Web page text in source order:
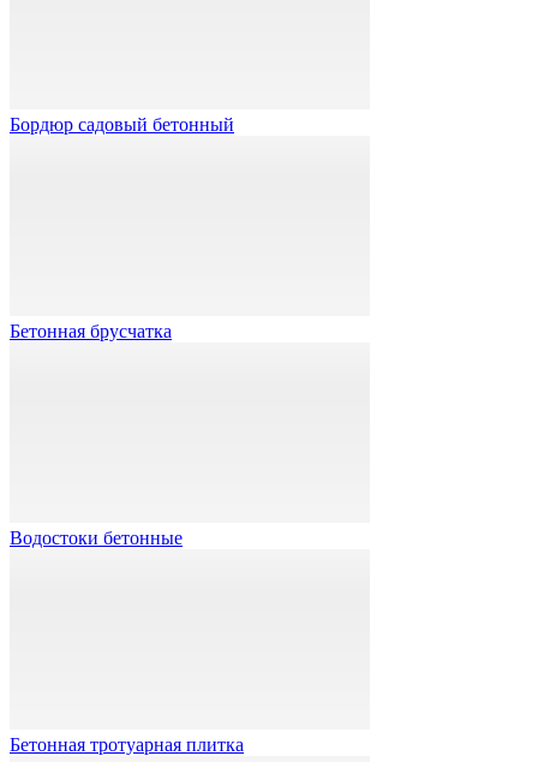
Бордюр садовый бетонный
Бетонная брусчатка
Водостоки бетонные
Бетонная тротуарная плитка